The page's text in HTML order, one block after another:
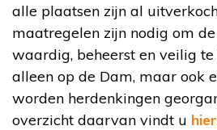
alle plaatsen zijn al
maatregelen zijn nodig om
waardig, beheerst en veilig
alleen op de Dam, maar ook
worden herdenkingen
overzicht daarvan vindt u hier